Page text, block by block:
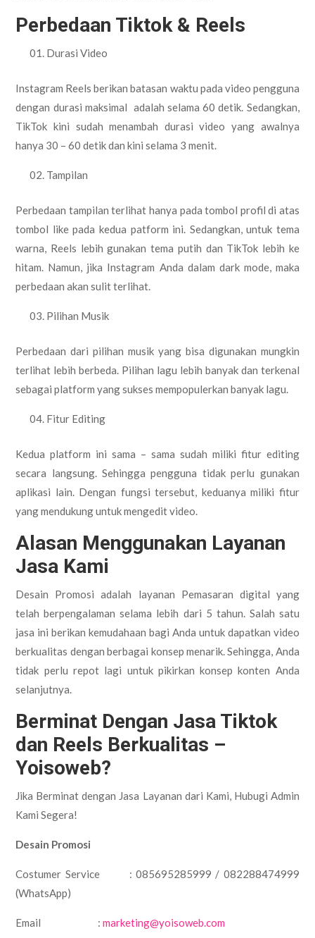
Perbedaan Tiktok & Reels
Durasi Video
Instagram Reels berikan batasan waktu pada video pengguna
dengan durasi maksimal adalah selama 60 detik. Sedangkan,
TikTok kini sudah menambah durasi video yang awalnya
hanya 30 – 60 detik dan kini selama 3 menit.
Tampilan
Perbedaan tampilan terlihat hanya pada tombol profil di atas
tombol like pada kedua patform ini. Sedangkan, untuk tema
warna, Reels lebih gunakan tema putih dan TikTok lebih ke
hitam. Namun, jika Instagram Anda dalam dark mode, maka
perbedaan akan sulit terlihat.
Pilihan Musik
Perbedaan dari pilihan musik yang bisa digunakan mungkin
terlihat lebih berbeda. Pilihan lagu lebih banyak dan terkenal
sebagai platform yang sukses mempopulerkan banyak lagu.
Fitur Editing
Kedua platform ini sama – sama sudah miliki fitur editing
secara langsung. Sehingga pengguna tidak perlu gunakan
aplikasi lain. Dengan fungsi tersebut, keduanya miliki fitur
yang mendukung untuk mengedit video.
Alasan Menggunakan Layanan
Jasa Kami
Desain Promosi adalah layanan Pemasaran digital yang
telah berpengalaman selama lebih dari 5 tahun. Salah satu
jasa ini berikan kemudahaan bagi Anda untuk dapatkan video
berkualitas dengan berbagai konsep menarik. Sehingga, Anda
tidak perlu repot lagi untuk pikirkan konsep konten Anda
selanjutnya.
Berminat Dengan Jasa Tiktok
dan Reels Berkualitas –
Yoisoweb?
Jika Berminat dengan Jasa Layanan dari Kami, Hubugi Admin
Kami Segera!
Desain Promosi
Costumer Service : 085695285999 / 082288474999
(WhatsApp)
Email :marketing@yoisoweb.com